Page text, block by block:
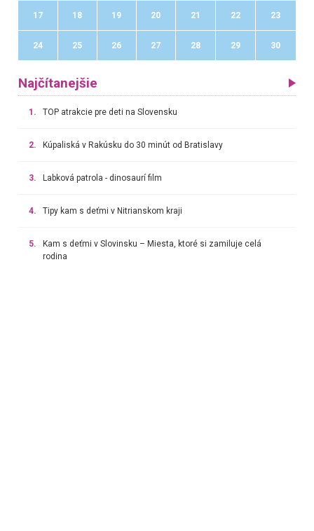
17 18 19 20 21 22 23
24 25 26 27 28 29 30
Najčítanejšie
1. TOP atrakcie pre deti na Slovensku
2. Kúpaliská v Rakúsku do 30 minút od Bratislavy
3. Labková patrola - dinosaurí film
4. Tipy kam s deťmi v Nitrianskom kraji
5.
Kam s deťmi v Slovinsku – Miesta, ktoré si zamiluje celá
rodina